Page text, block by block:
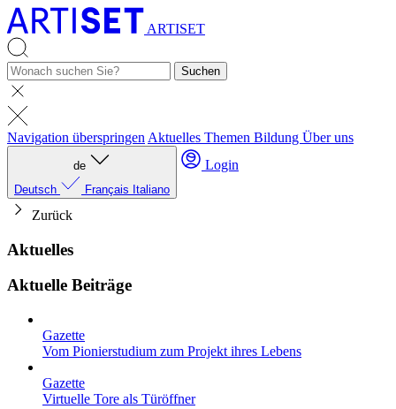
ARTISET
Suchen
Navigation überspringen Aktuelles Themen Bildung Über uns
de
Deutsch
Français Italiano
Login
Zurück
Aktuelles
Aktuelle Beiträge
Gazette
Vom Pionierstudium zum Projekt ihres Lebens
Gazette
Virtuelle Tore als Türöffner